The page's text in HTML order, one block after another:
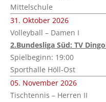
Mittelschule
31. Oktober 2026
Volleyball – Damen I
2.Bundesliga Süd: TV
Spielbeginn: 19:00
Sporthalle Höll-Ost
05. November 2026
Tischtennis – Herren II